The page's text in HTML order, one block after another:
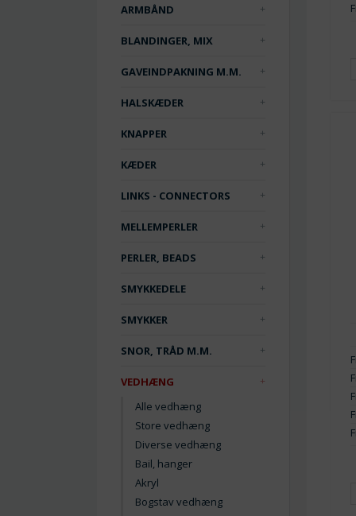
ARMBÅND
BLANDINGER, MIX
GAVEINDPAKNING M.M.
HALSKÆDER
KNAPPER
KÆDER
LINKS - CONNECTORS
MELLEMPERLER
PERLER, BEADS
SMYKKEDELE
SMYKKER
SNOR, TRÅD M.M.
VEDHÆNG
Alle vedhæng
Store vedhæng
Diverse vedhæng
Bail, hanger
Akryl
Bogstav vedhæng